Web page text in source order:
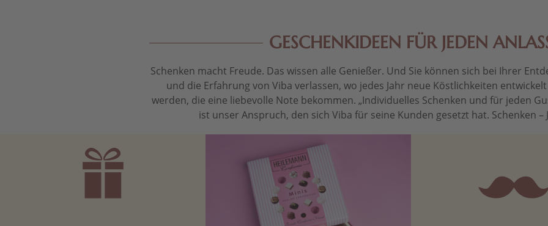
GESCHENKIDEEN FÜR JEDEN
Schenken macht Freude. Das wissen alle Genießer. Und Sie können sich bei Ihrer
und die Erfahrung von Viba verlassen, wo jedes Jahr neue Köstlichkeiten
werden, die eine liebevolle Note bekommen. „Individuelles Schenken und für jeden
ist unser Anspruch, den sich Viba für seine Kunden gesetzt hat. Schenken –